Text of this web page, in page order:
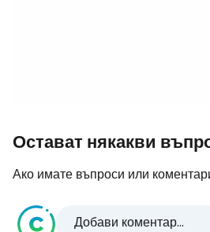
Остават някакви
Ако имате въпроси или
Добави коментар...